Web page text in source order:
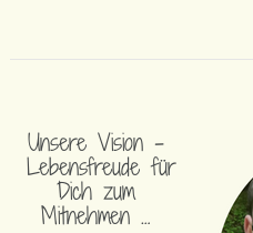
Unsere Vision –
Lebensfreude für
Dich zum
Mitnehmen …